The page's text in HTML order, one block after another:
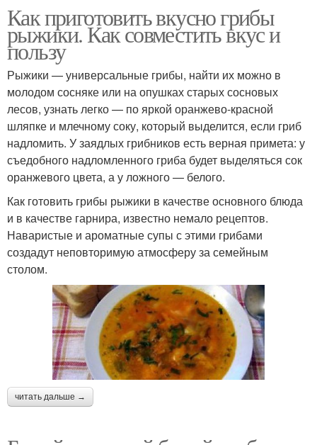
Как приготовить вкусно грибы
рыжики. Как совместить вкус и
пользу
Рыжики — универсальные грибы, найти их можно в
молодом сосняке или на опушках старых сосновых
лесов, узнать легко — по яркой оранжево-красной
шляпке и млечному соку, который выделится, если гриб
надломить. У заядлых грибников есть верная примета: у
съедобного надломленного гриба будет выделяться сок
оранжевого цвета, а у ложного — белого.
Как готовить грибы рыжики в качестве основного блюда
и в качестве гарнира, известно немало рецептов.
Наваристые и ароматные супы с этими грибами
создадут неповторимую атмосферу за семейным
столом.
читать дальше →